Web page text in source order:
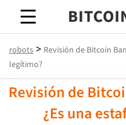
robots > Revisión de Bitcoin
legítimo?
Revisión de
¿Es una